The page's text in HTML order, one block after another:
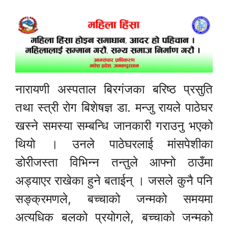
नारायणी अस्पताल बिरगंजका बरिष्ठ प्रसुति
तथा स्त्री रोग बिशेषज्ञ डा. मन्जु रायले पाठेघर
खस्ने समस्या सम्बन्धि जानकारी गराउनु भएको
थियो । उनले पाठेघरलाई मांसपेशीका
डोरीजस्ता विभिन्न तन्तुले आफ्नो ठाउँमा
अड्याएर राखेका हुने बताईन् । जसले कुनै पनि
सङ्क्रमणले, बच्चाको जन्मको समयमा
अत्यधिक बलको प्रयोगले, बच्चाको जन्मको